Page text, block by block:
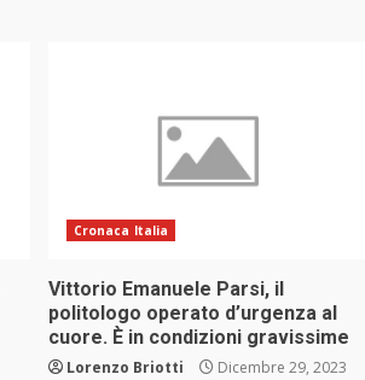
Cronaca Italia
Vittorio Emanuele Parsi, il
politologo operato d’urgenza al
cuore. È in condizioni gravissime
Lorenzo Briotti Dicembre 29, 2023